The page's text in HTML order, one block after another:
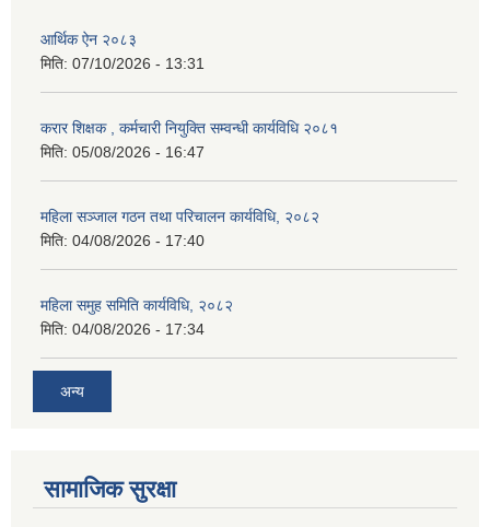
आर्थिक ऐन २०८३
मिति: 07/10/2026 - 13:31
करार शिक्षक , कर्मचारी नियुक्ति सम्वन्धी कार्यविधि २०८१
मिति: 05/08/2026 - 16:47
महिला सञ्जाल गठन तथा परिचालन कार्यविधि, २०८२
मिति: 04/08/2026 - 17:40
महिला समुह समिति कार्यविधि, २०८२
मिति: 04/08/2026 - 17:34
अन्य
सामाजिक सुरक्षा